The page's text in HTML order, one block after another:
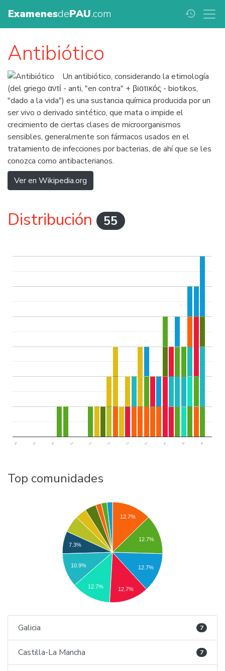
ExamenesdePAU.com history
Antibiótico
Un antibiótico, considerando la etimología
(del griego αντί - anti, "en contra" + βιοτικός - biotikos,
"dado a la vida") es una sustancia química producida por un
ser vivo o derivado sintético, que mata o impide el
crecimiento de ciertas clases de microorganismos
sensibles, generalmente son fármacos usados en el
tratamiento de infecciones por bacterias, de ahí que se les
conozca como antibacterianos.
Ver en Wikipedia.org
Distribución 55
.. .. .. .. .. .. .. .. .. .. ..
Top comunidades
12.7%
12.7%
12.7%
7.3%
10.9%
12.7% 12.7%
Galicia 7
Castilla-La Mancha 7